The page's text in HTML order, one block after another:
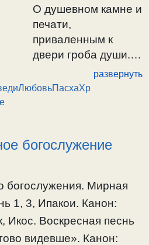
О душевном камне и
печати,
приваленным к
двери гроба души.
Как отвалить этот
камень, чтобы
внешнем
совершении ее в
душе. О заповедях
человеческих, и
истинной
ЛюбовьПасхаХр
развернуть
богослужение
богослужения. Мирная
1, 3, Ипакои. Канон:
Икос. Воскресная песнь
видевше». Канон: